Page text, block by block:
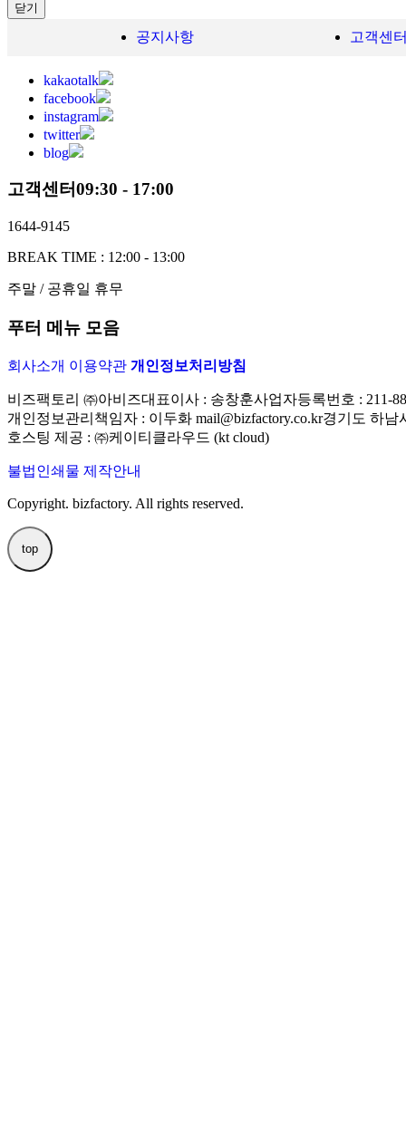
닫기
공지사항 고객센
kakaotalk
facebook
instagram
twitter
blog
고객센터09:30 - 17:00
1644-9145
BREAK TIME : 12:00 - 13:00
주말 / 공휴일 휴무
푸터 메뉴 모음
회사소개 이용약관 개인정보처리방침
비즈팩토리 ㈜아비즈대표이사 : 송창훈사업자등록번호 : 211-
개인정보관리책임자 : 이두화 mail@bizfactory.co.kr경기도 하남
호스팅 제공 : ㈜케이티클라우드 (kt cloud)
불법인쇄물 제작안내
Copyright. bizfactory. All rights reserved.
top